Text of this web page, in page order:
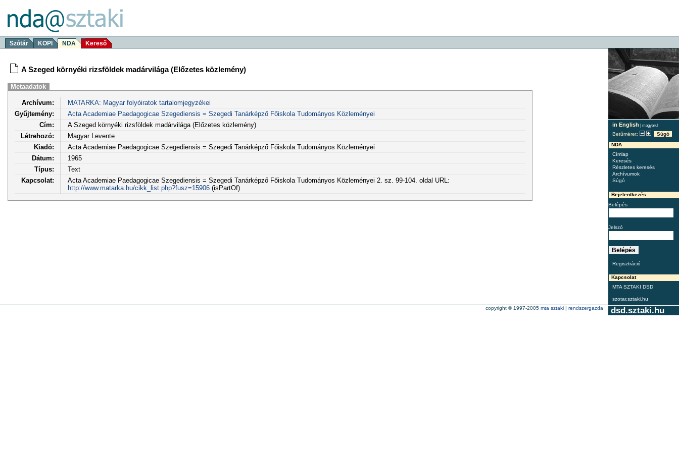
Szótár KOPI NDA Kereső
in English | magyarul
Betűméret:
Súgó
NDA
Címlap
Keresés
Részletes keresés
Archívumok
Súgó
Bejelentkezés
Belépés
Jelszó
Regisztráció
Kapcsolat
MTA SZTAKI DSD
szotar.sztaki.hu
A Szeged környéki rizsföldek madárvilága (Előzetes közlemény)
Metaadatok
Archívum:
MATARKA: Magyar folyóiratok tartalomjegyzékei
Gyűjtemény:
Acta Academiae Paedagogicae Szegediensis = Szegedi Tanárképző Főiskola Tudományos Közleményei
Cím:
A Szeged környéki rizsföldek madárvilága (Előzetes közlemény)
Létrehozó:
Magyar Levente
Kiadó:
Acta Academiae Paedagogicae Szegediensis = Szegedi Tanárképző Főiskola Tudományos Közleményei
Dátum:
1965
Típus:
Text
Kapcsolat:
Acta Academiae Paedagogicae Szegediensis = Szegedi Tanárképző Főiskola Tudományos Közleményei 2. sz. 99-104. oldal URL:
http://www.matarka.hu/cikk_list.php?fusz=15906(isPartOf)
dsd.sztaki.hu
copyright © 1997-2005 mta sztaki | rendszergazda